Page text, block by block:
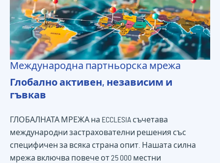
Международна партньорска мрежа
Глобално активен, независим и
гъвкав
ГЛОБАЛНАТА МРЕЖА на ECCLESIA съчетава
международни застрахователни решения със
специфичен за всяка страна опит. Нашата силна
мрежа включва повече от 25 000 местни